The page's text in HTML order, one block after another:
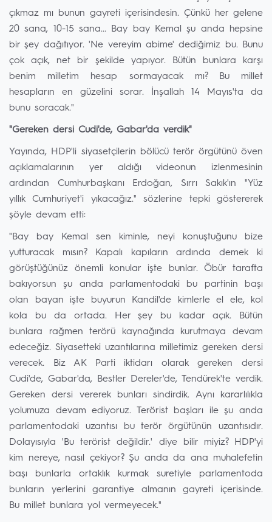
çıkmaz mı bunun gayreti içerisindesin. Çünkü her gelene
20 sana, 10-15 sana... Bay bay Kemal şu anda hepsine
bir şey dağıtıyor. 'Ne vereyim abime' dediğimiz bu. Bunu
çok açık, net bir şekilde yapıyor. Bütün bunlara karşı
benim milletim hesap sormayacak mı? Bu millet
hesapların en güzelini sorar. İnşallah 14 Mayıs'ta da
bunu soracak."
"Gereken dersi Cudi'de, Gabar'da verdik"
Yayında, HDP'li siyasetçilerin bölücü terör örgütünü öven
açıklamalarının yer aldığı videonun izlenmesinin
ardından Cumhurbaşkanı Erdoğan, Sırrı Sakık'ın "Yüz
yıllık Cumhuriyet'i yıkacağız." sözlerine tepki göstererek
şöyle devam etti:
"Bay bay Kemal sen kiminle, neyi konuştuğunu bize
yutturacak mısın? Kapalı kapıların ardında demek ki
görüştüğünüz önemli konular işte bunlar. Öbür tarafta
bakıyorsun şu anda parlamentodaki bu partinin başı
olan bayan işte buyurun Kandil'de kimlerle el ele, kol
kola bu da ortada. Her şey bu kadar açık. Bütün
bunlara rağmen terörü kaynağında kurutmaya devam
edeceğiz. Siyasetteki uzantılarına milletimiz gereken dersi
verecek. Biz AK Parti iktidarı olarak gereken dersi
Cudi'de, Gabar'da, Bestler Dereler'de, Tendürek'te verdik.
Gereken dersi vererek bunları sindirdik. Aynı kararlılıkla
yolumuza devam ediyoruz. Terörist başları ile şu anda
parlamentodaki uzantısı bu terör örgütünün uzantısıdır.
Dolayısıyla 'Bu terörist değildir.' diye bilir miyiz? HDP'yi
kim nereye, nasıl çekiyor? Şu anda da ana muhalefetin
başı bunlarla ortaklık kurmak suretiyle parlamentoda
bunların yerlerini garantiye almanın gayreti içerisinde.
Bu millet bunlara yol vermeyecek."